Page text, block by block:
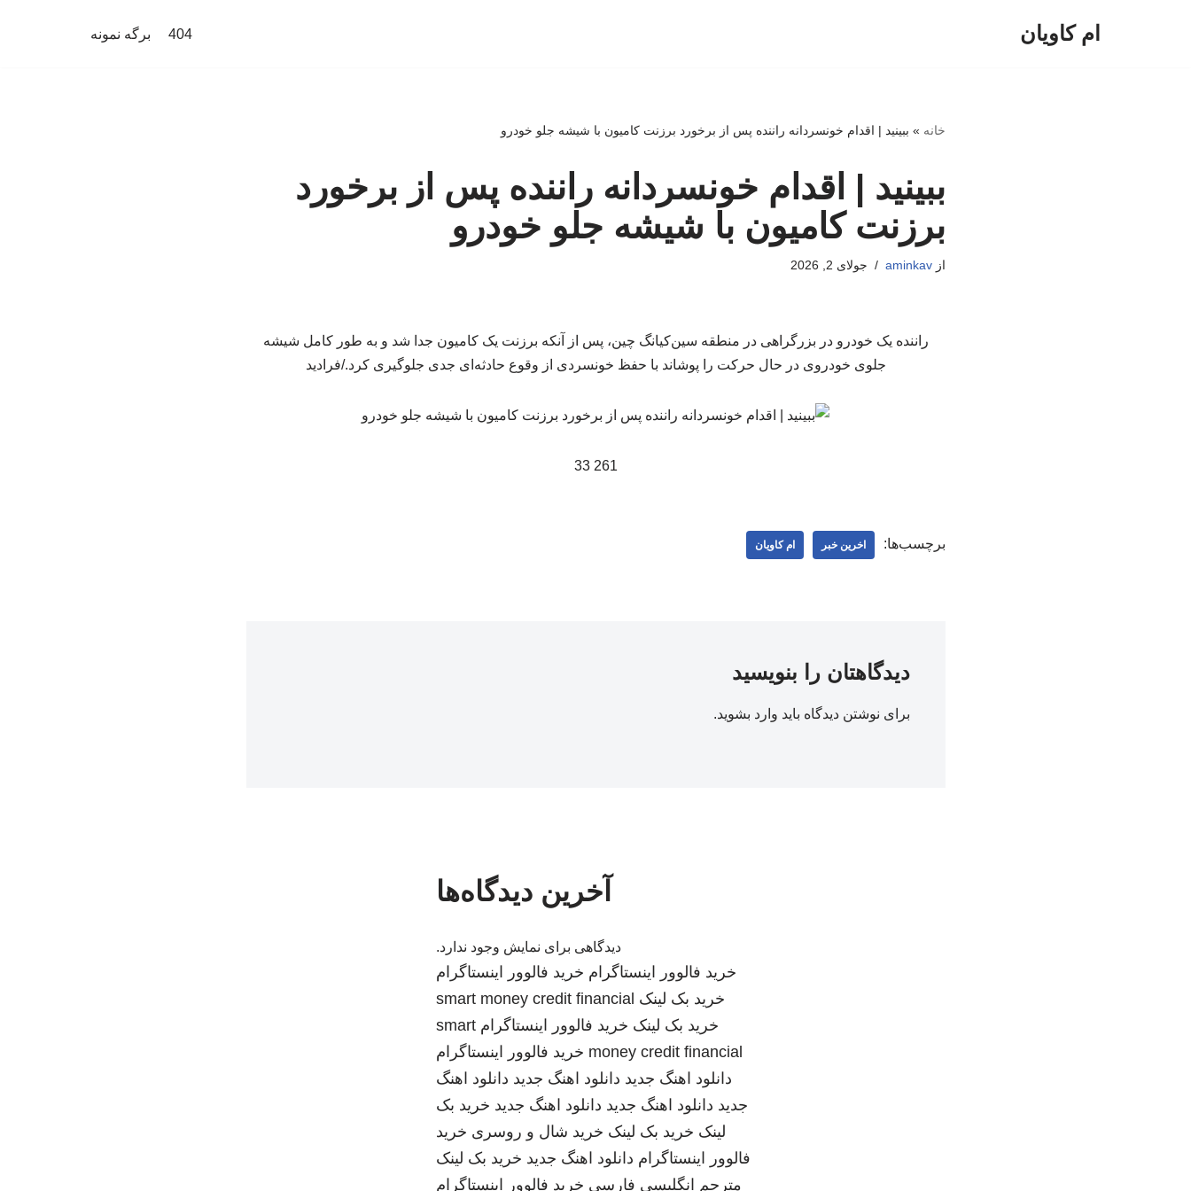
ام کاویان 404 برگه نمونه
خانه » ببینید | اقدام خونسردانه راننده پس از برخورد برزنت کامیون با شیشه جلو خودرو
ببینید | اقدام خونسردانه راننده پس از برخورد
برزنت کامیون با شیشه جلو خودرو
ازaminkav جولای 2, 2026
راننده یک خودرو در بزرگراهی در منطقه سین‌کیانگ چین، پس از آنکه برزنت یک کامیون جدا شد و به طور کامل شیشه
جلوی خودروی در حال حرکت را پوشاند با حفظ خونسردی از وقوع حادثه‌ای جدی جلوگیری کرد./فرادید
261 33
برچسب‌ها: اخرین خبر ام کاویان
دیدگاهتان را بنویسید
برای نوشتن دیدگاه باید وارد بشوید.
آخرین دیدگاه‌ها
دیدگاهی برای نمایش وجود ندارد.
خرید فالوور اینستاگرام خرید فالوور اینستاگرام
خرید بک لینک smart money credit financial
خرید بک لینک خرید فالوور اینستاگرام smart
money credit financial خرید فالوور اینستاگرام
دانلود اهنگ جدید دانلود اهنگ جدید دانلود اهنگ
جدید دانلود اهنگ جدید دانلود اهنگ جدید خرید بک
لینک خرید بک لینک خرید شال و روسری خرید
فالوور اینستاگرام دانلود اهنگ جدید خرید بک لینک
مترجم انگلیسی فارسی خرید فالوور اینستاگرام